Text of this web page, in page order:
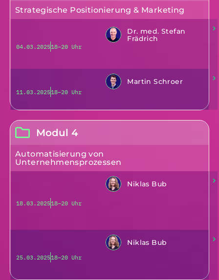
Strategische Positionierung & Marketing
04.03.202518–20 Uhr
Dr. med. Stefan
Frädrich
11.03.202518–20 Uhr
Martin Schroer
Modul 4
Automatisierung von
Unternehmensprozessen
18.03.202518–20 Uhr
Niklas Bub
25.03.202518–20 Uhr
Niklas Bub